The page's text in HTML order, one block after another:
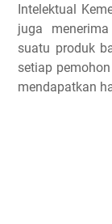
Intelektual
juga
suatu produk
setiap
mendapatkan